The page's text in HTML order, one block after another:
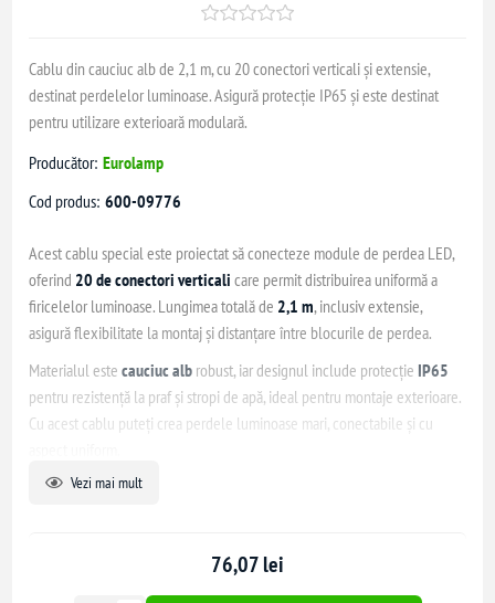
Cablu din cauciuc alb de 2,1 m, cu 20 conectori verticali și extensie,
destinat perdelelor luminoase. Asigură protecție IP65 și este destinat
pentru utilizare exterioară modulară.
Producător: Eurolamp
Cod produs: 600-09776
Acest cablu special este proiectat să conecteze module de perdea LED,
oferind 20 de conectori verticali care permit distribuirea uniformă a
firicelelor luminoase. Lungimea totală de 2,1 m, inclusiv extensie,
asigură flexibilitate la montaj și distanțare între blocurile de perdea.
Materialul estecauciuc alb robust, iar designul include protecție IP65
pentru rezistență la praf și stropi de apă, ideal pentru montaje exterioare.
Cu acest cablu puteți crea perdele luminoase mari, conectabile și cu
(cu extensie)
Vezi mai mult
76,07 lei